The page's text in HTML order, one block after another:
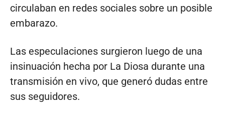
circulaban en redes sociales sobre un posible
embarazo.
Las especulaciones surgieron luego de una
insinuación hecha por La Diosa durante una
transmisión en vivo, que generó dudas entre
sus seguidores.